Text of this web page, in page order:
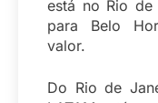
está no Rio
para Belo
valor.
Do Rio de